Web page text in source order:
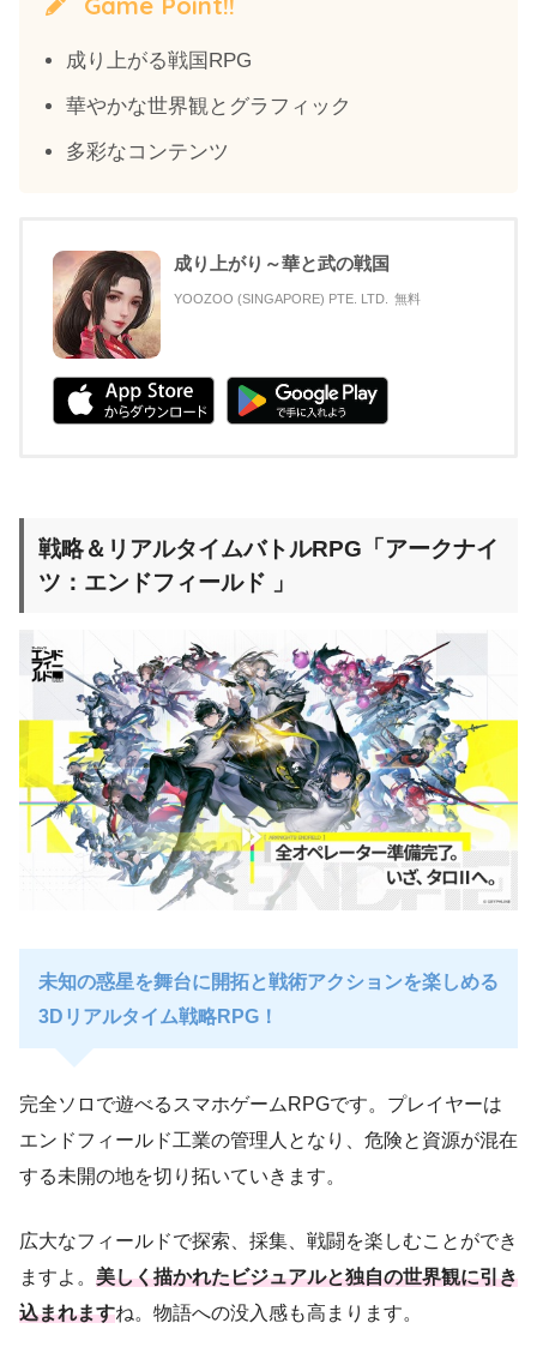
成り上がる戦国RPG
華やかな世界観とグラフィック
多彩なコンテンツ
成り上がり～華と武の戦国
YOOZOO (SINGAPORE) PTE. LTD. 無料
戦略＆リアルタイムバトルRPG「アークナイ
ツ：エンドフィールド 」
未知の惑星を舞台に開拓と戦術アクションを楽しめる
3Dリアルタイム戦略RPG！
完全ソロで遊べるスマホゲームRPGです。プレイヤーは
エンドフィールド工業の管理人となり、危険と資源が混在
する未開の地を切り拓いていきます。
広大なフィールドで探索、採集、戦闘を楽しむことができ
ますよ。 美しく描かれたビジュアルと独自の世界観に引き
込まれますね。物語への没入感も高まります。